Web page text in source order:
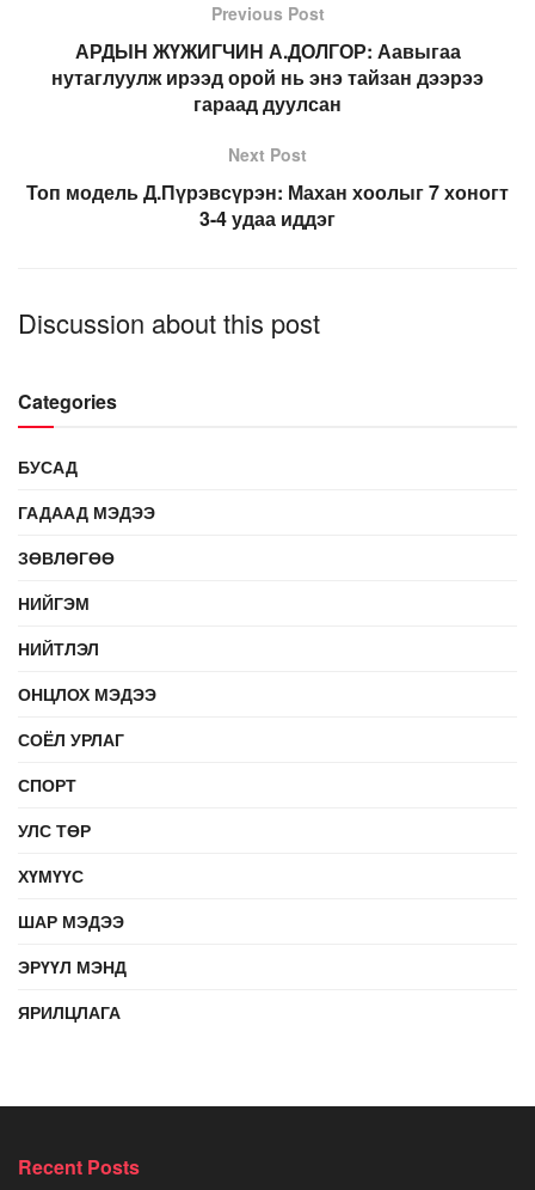
Previous Post
АРДЫН ЖҮЖИГЧИН А.ДОЛГОР: Аавыгаа
нутаглуулж ирээд орой нь энэ тайзан дээрээ
гараад дуулсан
Next Post
Топ модель Д.Пүрэвсүрэн: Махан хоолыг 7 хоногт
3-4 удаа иддэг
Discussion about this post
Categories
БУСАД
ГАДААД МЭДЭЭ
ЗӨВЛӨГӨӨ
НИЙГЭМ
НИЙТЛЭЛ
ОНЦЛОХ МЭДЭЭ
СОЁЛ УРЛАГ
СПОРТ
УЛС ТӨР
ХҮМҮҮС
ШАР МЭДЭЭ
ЭРҮҮЛ МЭНД
ЯРИЛЦЛАГА
Recent Posts